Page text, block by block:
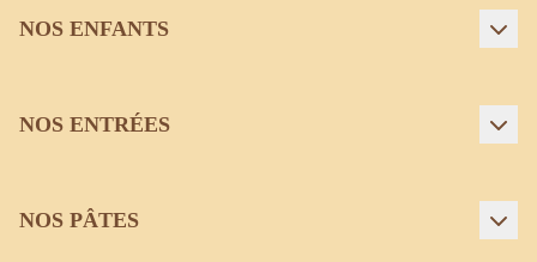
NOS ENFANTS
NOS ENTRÉES
NOS PÂTES